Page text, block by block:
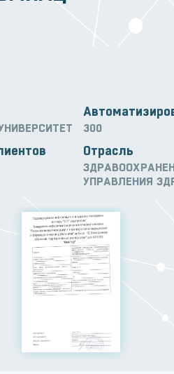
300
Отрасль
УПРАВЛЕНИЯ